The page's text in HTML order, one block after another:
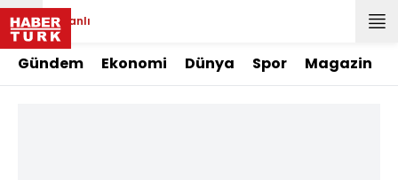
Canlı
Gündem Ekonomi Dünya Spor Magazin